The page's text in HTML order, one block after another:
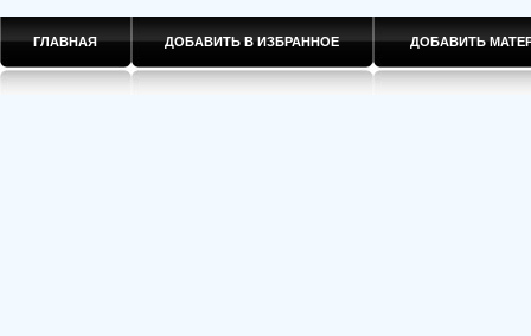
ГЛАВНАЯ ДОБАВИТЬ В ИЗБРАННОЕ ДОБАВИТЬ